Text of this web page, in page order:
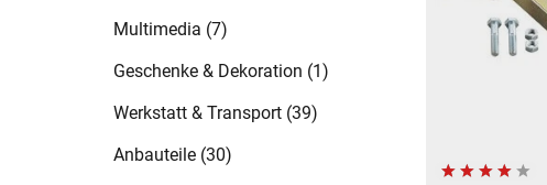
Multimedia (7)
Geschenke & Dekoration (1)
Werkstatt & Transport (39)
Anbauteile (30)